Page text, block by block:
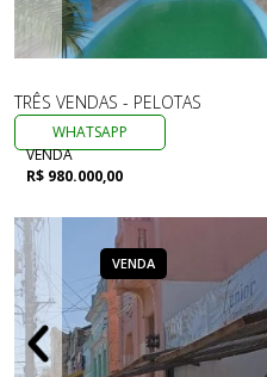
TRÊS VENDAS - PELOTAS
WHATSAPP
VENDA
R$ 980.000,00
VENDA